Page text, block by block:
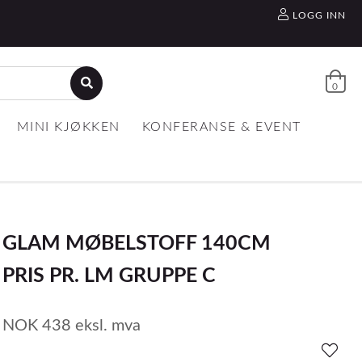
LOGG INN
0
MINI KJØKKEN KONFERANSE & EVENT
GLAM MØBELSTOFF 140CM
PRIS PR. LM GRUPPE C
NOK438 eksl. mva